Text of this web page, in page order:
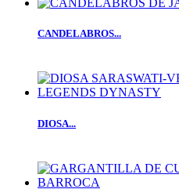
CANDELABROS...
DIOSA...